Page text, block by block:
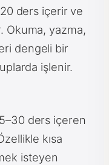
ders içerir ve
Okuma, yazma,
dengeli bir
işlenir.
ders içeren
kısa
isteyen